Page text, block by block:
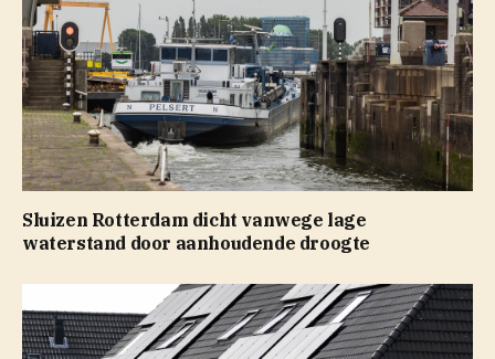
Sluizen Rotterdam dicht vanwege lage
waterstand door aanhoudende droogte